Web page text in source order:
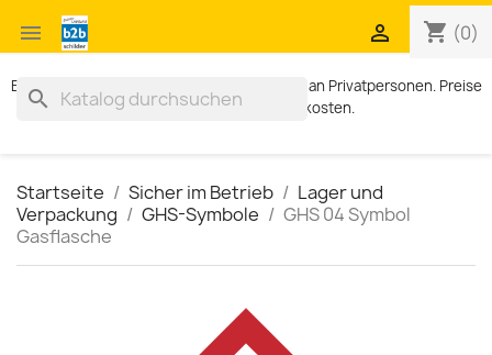
 shopping_cart (0)

Exklusiv für Geschäftskunden. Kein Verkauf an Privatpersonen. Preise
zzgl. MWST und Versandkosten.
search
Startseite Sicher im Betrieb
Lager und
Verpackung
GHS-Symbole
GHS 04 Symbol
Gasflasche